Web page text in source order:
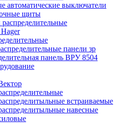
автоматические выключатели
щиты
панели зр
панель ВРУ 8504
встраиваемые
навесные